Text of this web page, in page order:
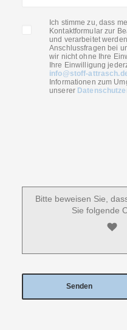
Ich stimme zu, dass
Kontaktformular zur
und verarbeitet
Anschlussfragen bei
wir nicht ohne Ihre
Ihre Einwilligung
info@stoff-
Informationen zum
unserer
Bitte beweisen Sie,
Sie folgende